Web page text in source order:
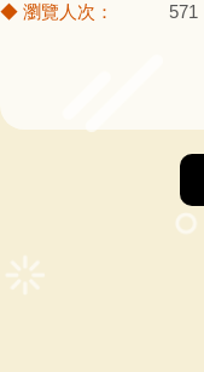
571